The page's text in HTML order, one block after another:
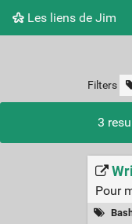
Les liens de Jim
Filters
3
Pour